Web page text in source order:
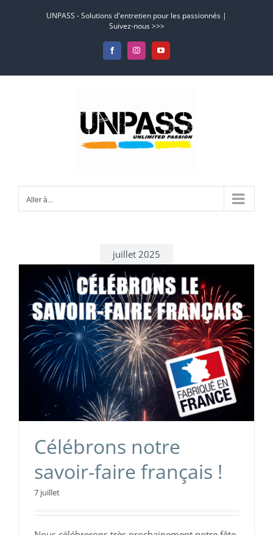
UNPASS - Solutions d'entretien pour les passionnés |
Suivez-nous >>>
FacebookInstagramYouTube
Aller à...
juillet 2025
Célébrons notre
savoir-faire français !
7 juillet